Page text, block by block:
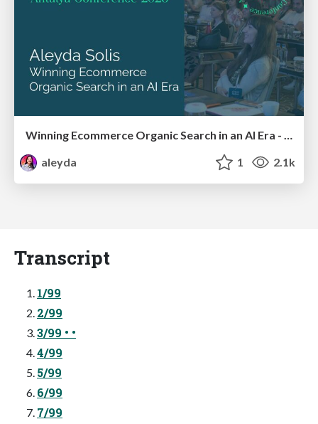
aleyda
1 2.1k
Transcript
1/99
2/99
3/99 • •
4/99
5/99
6/99
7/99